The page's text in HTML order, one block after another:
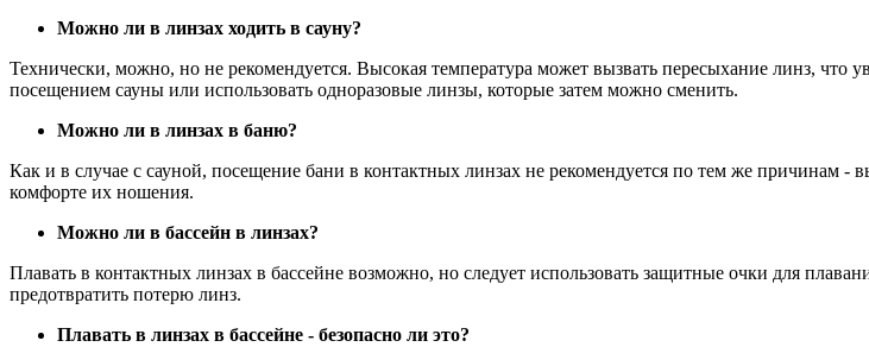
Можно ли в линзах ходить в сауну?
Технически, можно, но не рекомендуется. Высокая температура может вызвать пересыхание линз, что
посещением сауны или использовать одноразовые линзы, которые затем можно сменить.
Можно ли в линзах в баню?
Как и в случае с сауной, посещение бани в контактных линзах не рекомендуется по тем же причинам -
комфорте их ношения.
Можно ли в бассейн в линзах?
Плавать в контактных линзах в бассейне возможно, но следует использовать защитные очки для
предотвратить потерю линз.
Плавать в линзах в бассейне - безопасно ли это?